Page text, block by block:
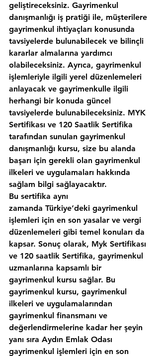
geliştireceksiniz. Gayrimenkul
danışmanlığı iş pratiği ile, müşterilere
gayrimenkul ihtiyaçları konusunda
tavsiyelerde bulunabilecek ve bilinçli
kararlar almalarına yardımcı
olabileceksiniz. Ayrıca, gayrimenkul
işlemleriyle ilgili yerel düzenlemeleri
anlayacak ve gayrimenkulle ilgili
herhangi bir konuda güncel
tavsiyelerde bulunabileceksiniz. MYK
Sertifikası ve 120 Saatlik Sertifika
tarafından sunulan gayrimenkul
danışmanlığı kursu, size bu alanda
başarı için gerekli olan gayrimenkul
ilkeleri ve uygulamaları hakkında
sağlam bilgi sağlayacaktır.
Bu sertifika aynı
zamanda Türkiye‘deki gayrimenkul
işlemleri için en son yasalar ve vergi
düzenlemeleri gibi temel konuları da
kapsar. Sonuç olarak, Myk Sertifikası
ve 120 saatlik Sertifika, gayrimenkul
uzmanlarına kapsamlı bir
gayrimenkul kursu sağlar. Bu
gayrimenkul kursu, gayrimenkul
ilkeleri ve uygulamalarından
gayrimenkul finansmanı ve
değerlendirmelerine kadar her şeyin
yanı sıra Aydın Emlak Odası
gayrimenkul işlemleri için en son